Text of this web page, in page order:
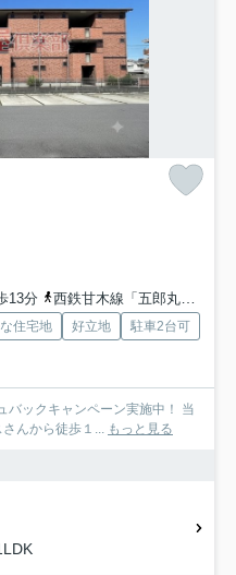
13分
西鉄甘木線「五郎丸」駅 徒歩30分
住宅地 好立地
駐車2台可
バックキャンペーン実施中！ 当
んから徒歩１... もっと見る